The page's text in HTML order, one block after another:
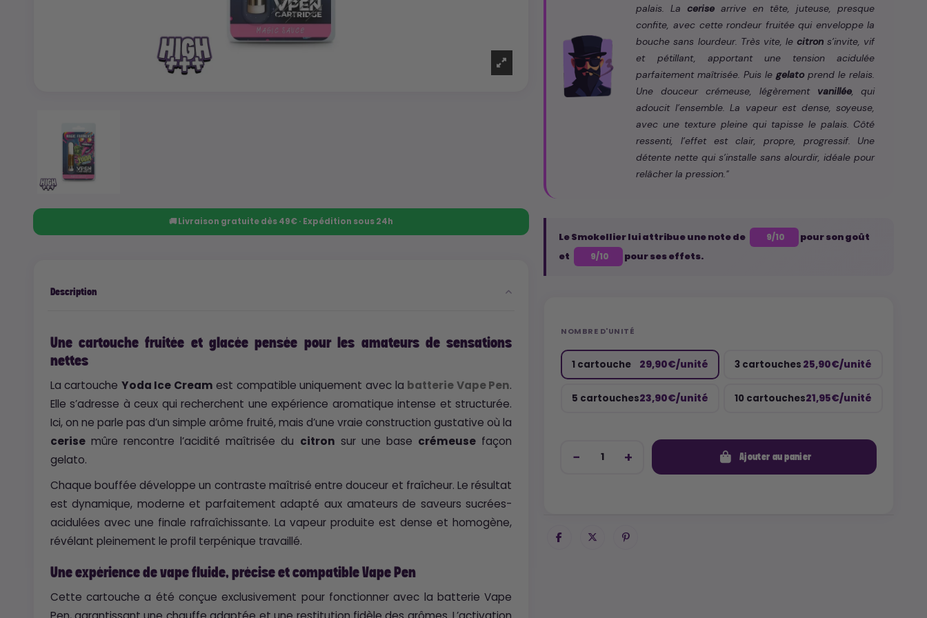
🚚 Livraison gratuite dès 49€ · Expédition sous 24h
Description
Une cartouche fruitée et glacée pensée pour les amateurs de sensations
nettes
La cartouche Yoda Ice Cream est compatible uniquement avec la batterie Vape Pen.
Elle s’adresse à ceux qui recherchent une expérience aromatique intense et structurée.
Ici, on ne parle pas d’un simple arôme fruité, mais d’une vraie construction gustative où la
cerisemûre rencontre l’acidité maîtrisée du citron sur une base crémeuse façon
gelato.
Chaque bouffée développe un contraste maîtrisé entre douceur et fraîcheur. Le résultat
est dynamique, moderne et parfaitement adapté aux amateurs de saveurs sucrées-
acidulées avec une finale rafraîchissante. La vapeur produite est dense et homogène,
révélant pleinement le profil terpénique travaillé.
Une expérience de vape fluide, précise et compatible Vape Pen
Cette cartouche a été conçue exclusivement pour fonctionner avec la batterie Vape
palais. Lacerise arrive en tête, juteuse, presque
confite, avec cette rondeur fruitée qui enveloppe la
bouche sans lourdeur. Très vite, lecitron s’invite, vif
et pétillant, apportant une tension acidulée
parfaitement maîtrisée. Puis legelatoprend le relais.
Une douceur crémeuse, légèrement vanillée, qui
adoucit l’ensemble. La vapeur est dense, soyeuse,
avec une texture pleine qui tapisse le palais. Côté
ressenti, l’effet est clair, propre, progressif. Une
détente nette qui s’installe sans alourdir, idéale pour
relâcher la pression."
Le Smokellier lui attribue une note de 9/10
pour son goût
et
9/10 pour ses effets.
NOMBRE D'UNITÉ
1 cartouche 29,90€/unité 3 cartouches 25,90€/unité
5 cartouches23,90€/unité 10 cartouches21,95€/unité
Ajouter au panier